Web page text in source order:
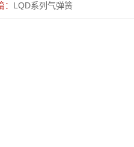
LQD系列气弹簧